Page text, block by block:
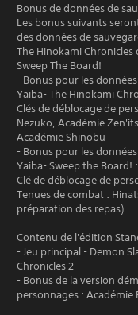
Bonus de données de
Les bonus suivants
des données de
The Hinokami
Sweep The Board!
- Bonus pour les
Yaiba- The Hinokami
Clés de déblocage de
Nezuko, Académie
Académie Shinobu
- Bonus pour les
Yaiba- Sweep the Board! :
Clé de déblocage de
Tenues de combat :
préparation des repas)
Contenu de l'édition
- Jeu principal - Demon
Chronicles 2
- Bonus de la version
personnages : Académie